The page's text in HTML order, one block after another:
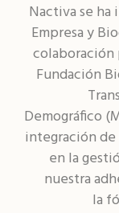
Nactiva se ha
Empresa y
Fundación
Demográfico
integración
en la
nuestra
la